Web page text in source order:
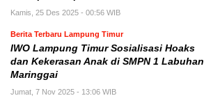
Kamis, 25 Des 2025 - 00:56 WIB
Berita Terbaru Lampung Timur
IWO Lampung Timur Sosialisasi Hoaks
dan Kekerasan Anak di SMPN 1 Labuhan
Maringgai
Jumat, 7 Nov 2025 - 13:06 WIB